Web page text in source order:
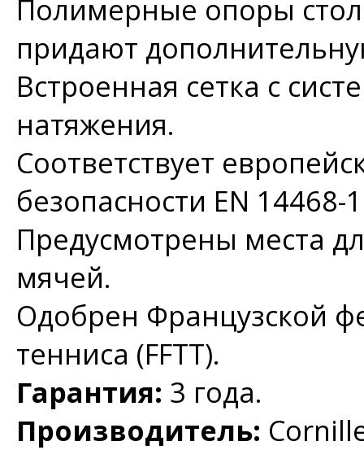
Полимерные опоры
придают
Встроенная сетка с
натяжения.
Соответствует
безопасности EN 14468-
Предусмотрены места
мячей.
Одобрен Французской
тенниса (FFTT).
Гарантия: 3 года.
Производитель: